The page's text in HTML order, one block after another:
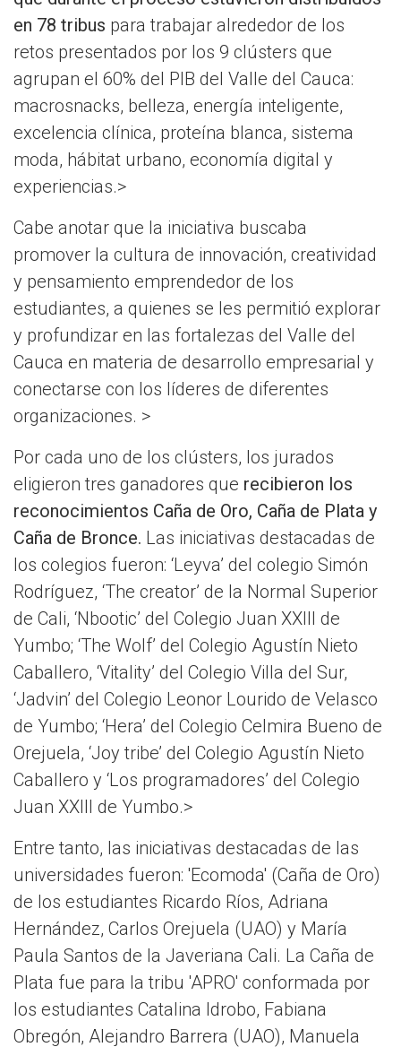
en 78 tribus para trabajar alrededor de los
retos presentados por los 9 clústers que
agrupan el 60% del PIB del Valle del Cauca:
macrosnacks, belleza, energía inteligente,
excelencia clínica, proteína blanca, sistema
moda, hábitat urbano, economía digital y
experiencias.>
Cabe anotar que la iniciativa buscaba
promover la cultura de innovación, creatividad
y pensamiento emprendedor de los
estudiantes, a quienes se les permitió explorar
y profundizar en las fortalezas del Valle del
Cauca en materia de desarrollo empresarial y
conectarse con los líderes de diferentes
organizaciones. >
Por cada uno de los clústers, los jurados
eligieron tres ganadores que recibieron los
reconocimientos Caña de Oro, Caña de Plata y
Caña de Bronce. Las iniciativas destacadas de
los colegios fueron: ‘Leyva’ del colegio Simón
Rodríguez, ‘The creator’ de la Normal Superior
de Cali, ‘Nbootic’ del Colegio Juan XXIII de
Yumbo; ‘The Wolf’ del Colegio Agustín Nieto
Caballero, ‘Vitality’ del Colegio Villa del Sur,
‘Jadvin’ del Colegio Leonor Lourido de Velasco
de Yumbo; ‘Hera’ del Colegio Celmira Bueno de
Orejuela, ‘Joy tribe’ del Colegio Agustín Nieto
Caballero y ‘Los programadores’ del Colegio
Juan XXIII de Yumbo.>
Entre tanto, las iniciativas destacadas de las
universidades fueron: 'Ecomoda' (Caña de Oro)
de los estudiantes Ricardo Ríos, Adriana
Hernández, Carlos Orejuela (UAO) y María
Paula Santos de la Javeriana Cali. La Caña de
Plata fue para la tribu 'APRO' conformada por
los estudiantes Catalina Idrobo, Fabiana
Obregón, Alejandro Barrera (UAO), Manuela